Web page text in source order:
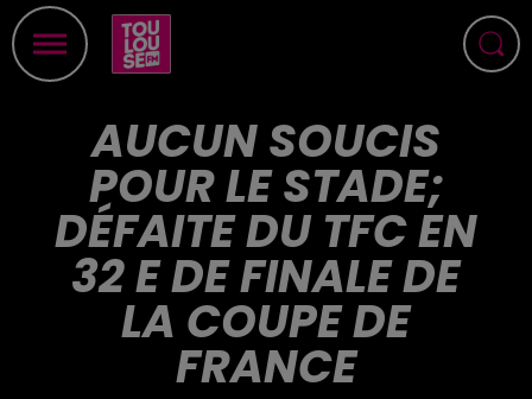
AUCUN SOUCIS
POUR LE STADE;
DÉFAITE DU TFC EN
32 E DE FINALE DE
LA COUPE DE
FRANCE